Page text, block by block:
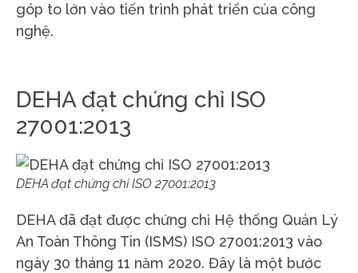
góp to lớn vào tiến trình phát triển của công
nghệ.
DEHA đạt chứng chỉ ISO
27001:2013
DEHA đạt chứng chỉ ISO 27001:2013
DEHA đã đạt được chứng chỉ Hệ thống Quản Lý
An Toàn Thông Tin (ISMS) ISO 27001:2013 vào
ngày 30 tháng 11 năm 2020. Đây là một bước